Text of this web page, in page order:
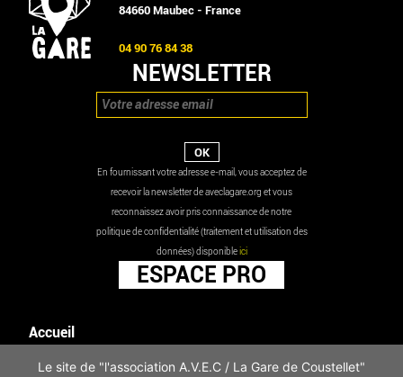
84660 Maubec - France
04 90 76 84 38
NEWSLETTER
En fournissant votre adresse e-mail, vous acceptez de
recevoir la newsletter de aveclagare.org et vous
reconnaissez avoir pris connaissance de notre
politique de confidentialité (traitement et utilisation des
données) disponibleici
ESPACE PRO
Accueil
Les actualités
Le site de "l'association A.V.E.C / La Gare de Coustellet"